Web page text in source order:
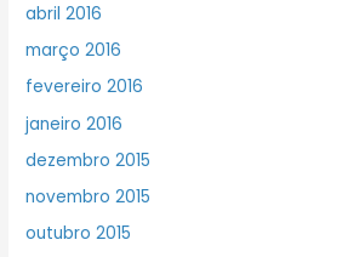
abril 2016
março 2016
fevereiro 2016
janeiro 2016
dezembro 2015
novembro 2015
outubro 2015